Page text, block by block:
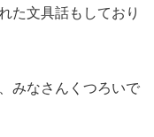
た文具話もしており
みなさんくつろいで